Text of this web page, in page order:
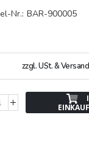
Nr.: BAR-900005
zzgl. USt. & Versand